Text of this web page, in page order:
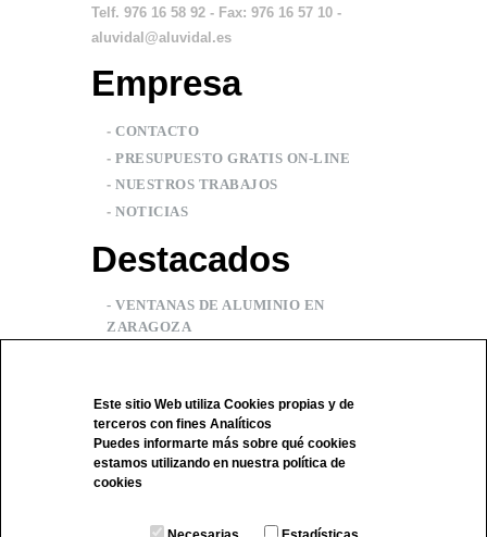
Telf. 976 16 58 92 - Fax: 976 16 57 10 -
aluvidal@aluvidal.es
Empresa
-CONTACTO
-PRESUPUESTO GRATIS ON-LINE
-NUESTROS TRABAJOS
-NOTICIAS
Destacados
- VENTANAS DE ALUMINIO EN
ZARAGOZA
Este sitio Web utiliza Cookies propias y de
terceros con fines Analíticos
Puedes informarte más sobre qué cookies
estamos utilizando en nuestra política de
cookies